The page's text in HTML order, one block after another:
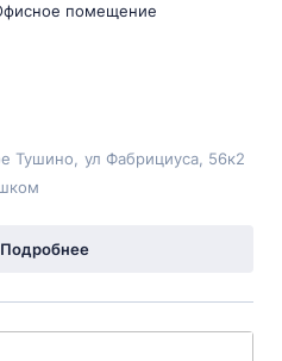
помещение
Тушино ул Фабрициуса , 56к2
Подробнее